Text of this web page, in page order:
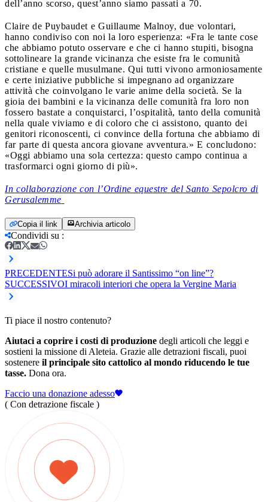
dell’anno scorso, quest’anno siamo passati a 70.
Claire de Puybaudet e Guillaume Malnoy, due volontari,
hanno condiviso con noi la loro esperienza: «Fra le tante cose
che abbiamo potuto osservare e che ci hanno stupiti, bisogna
sottolineare la grande vicinanza che esiste fra le comunità
cristiane e quelle musulmane. Qui tutti vivono armoniosamente
e certe iniziative pubbliche si impegnano ad organizzare
attività che coinvolgano le varie anime della società. Se la
gioia dei bambini e la vicinanza delle comunità fra loro non
fossero bastate a conquistarci, l’ospitalità, tanto della comunità
nella quale viviamo e di coloro che ci assistono, quanto dei
genitori riconoscenti, ci convince della fortuna che abbiamo di
far parte di questa ancora giovane avventura.» E concludono:
«Oggi abbiamo una sola certezza: questo campo continua a
trasformarci ogni giorno di più».
In collaborazione con l’Ordine equestre del Santo Sepolcro di
Gerusalemme
Copia il link Archivia articolo
Condividi su :
PRECEDENTESi può adorare il Santissimo “on line”?
SUCCESSIVOI miracoli interiori che opera la Vergine Maria
Ti piace il nostro contenuto?
Aiutaci a coprire i costi di produzione degli articoli che leggi e
sostieni la missione di Aleteia. Grazie alle detrazioni fiscali, puoi
sostenere il principale sito cattolico al mondo riducendo le tue
tasse. Dona ora.
Faccio una donazione adesso
( Con detrazione fiscale )